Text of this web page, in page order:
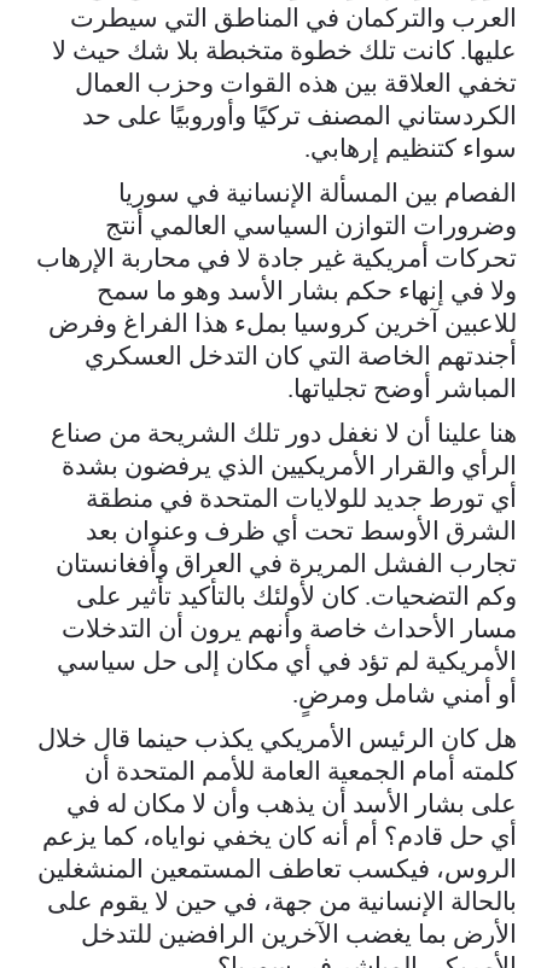
العرب والتركمان في المناطق التي سيطرت
عليها. كانت تلك خطوة متخبطة بلا شك حيث لا
تخفي العلاقة بين هذه القوات وحزب العمال
الكردستاني المصنف تركيًا وأوروبيًا على حد
سواء كتنظيم إرهابي.
الفصام بين المسألة الإنسانية في سوريا
وضرورات التوازن السياسي العالمي أنتج
تحركات أمريكية غير جادة لا في محاربة الإرهاب
ولا في إنهاء حكم بشار الأسد وهو ما سمح
للاعبين آخرين كروسيا بملء هذا الفراغ وفرض
أجندتهم الخاصة التي كان التدخل العسكري
المباشر أوضح تجلياتها.
هنا علينا أن لا نغفل دور تلك الشريحة من صناع
الرأي والقرار الأمريكيين الذي يرفضون بشدة
أي تورط جديد للولايات المتحدة في منطقة
الشرق الأوسط تحت أي ظرف وعنوان بعد
تجارب الفشل المريرة في العراق وأفغانستان
وكم التضحيات. كان لأولئك بالتأكيد تأثير على
مسار الأحداث خاصة وأنهم يرون أن التدخلات
الأمريكية لم تؤد في أي مكان إلى حل سياسي
أو أمني شامل ومرضٍ.
هل كان الرئيس الأمريكي يكذب حينما قال خلال
كلمته أمام الجمعية العامة للأمم المتحدة أن
على بشار الأسد أن يذهب وأن لا مكان له في
أي حل قادم؟ أم أنه كان يخفي نواياه، كما يزعم
الروس، فيكسب تعاطف المستمعين المنشغلين
بالحالة الإنسانية من جهة، في حين لا يقوم على
الأرض بما يغضب الآخرين الرافضين للتدخل